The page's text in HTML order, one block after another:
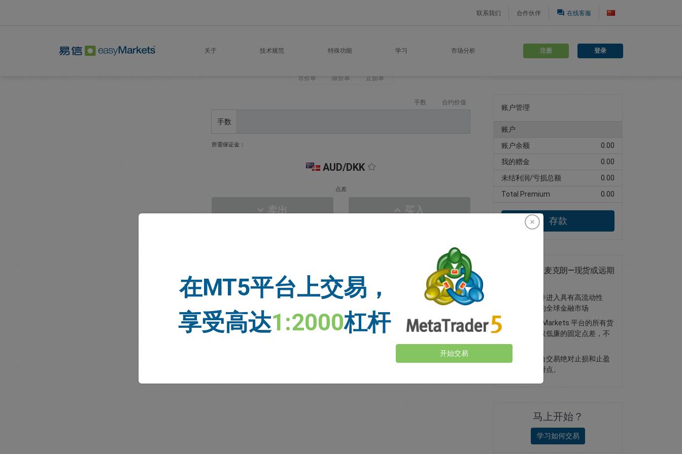
联系我们 合作伙伴 question_answer 在线客服
关于 技术规范 特殊功能 学习 市场分析 注册 登录
市价单 限价单 止损单
手数 合约价值
手数
所需保证金：
AUD/DKK
点差
卖出 买入
查看更多>
注册交易账户
账户管理
账户
账户余额
0.00
我的赠金
0.00
未结利润/亏损总额
0.00
Total Premium
0.00
存款
交易澳元/丹麦克朗—现货或远期
交易外汇并进入具有高流动性
（供给）的全球金融市场
易信 easyMarkets 平台的所有货
币对只收取低廉的固定点差，不
收佣金。
在我们平台交易绝对止损和止盈
订单，无滑点。
马上开始？
学习如何交易
在MT5平台上交易，
享受高达1:2000杠杆
开始交易